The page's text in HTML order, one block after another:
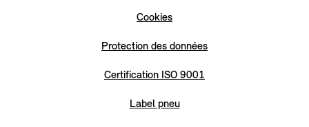
Cookies
Protection des données
Certification ISO 9001
Label pneu